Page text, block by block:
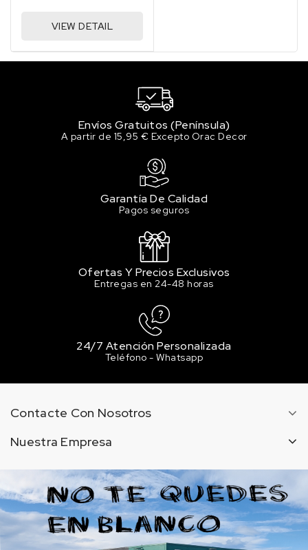
VIEW DETAIL
Envíos Gratuitos (Península)
A partir de 15,95 € Excepto Orac Decor
Garantía De Calidad
Pagos seguros
Ofertas Y Precios Exclusivos
Entregas en 24-48 horas
24/7 Atención Personalizada
Teléfono - Whatsapp
Contacte Con Nosotros
Nuestra Empresa